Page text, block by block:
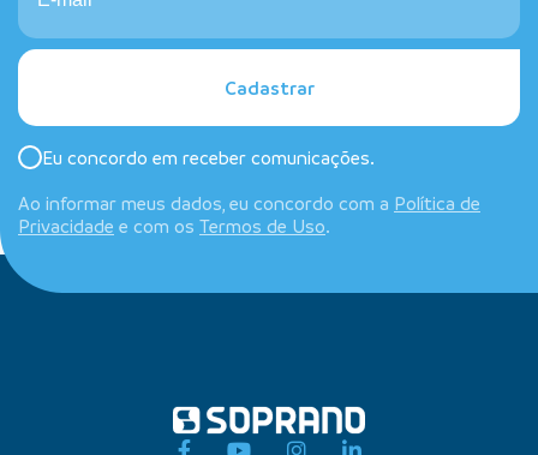
Cadastrar
Eu concordo em receber comunicações.
Ao informar meus dados, eu concordo com a Política de
Privacidade e com os Termos de Uso.